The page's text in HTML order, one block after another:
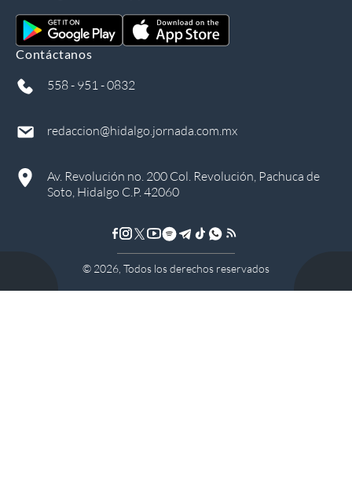
Contáctanos
558 - 951 - 0832
redaccion@hidalgo.jornada.com.mx
Av. Revolución no. 200 Col. Revolución, Pachuca de
Soto, Hidalgo C.P. 42060
© 2026 , Todos los derechos reservados